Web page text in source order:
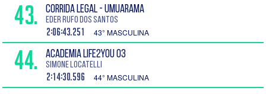
43. CORRIDA LEGAL - UMUARAMA
Eder Rufo dos Santos
2:06:43.251 43° MASCULINA
44. ACADEMIA LIFE2YOU 03
Simone Locatelli
2:14:30.596 44° MASCULINA